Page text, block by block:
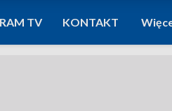
TV KONTAKT